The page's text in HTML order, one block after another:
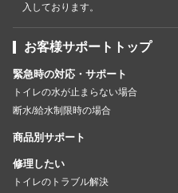
入しております。
お客様サポートトップ
緊急時の対応・サポート
トイレの水が止まらない場合
断水/給水制限時の場合
商品別サポート
修理したい
トイレのトラブル解決